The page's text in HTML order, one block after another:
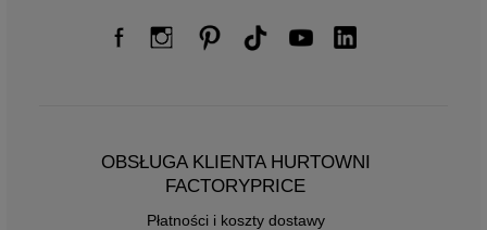
OBSŁUGA KLIENTA HURTOWNI
FACTORYPRICE
Płatności i koszty dostawy